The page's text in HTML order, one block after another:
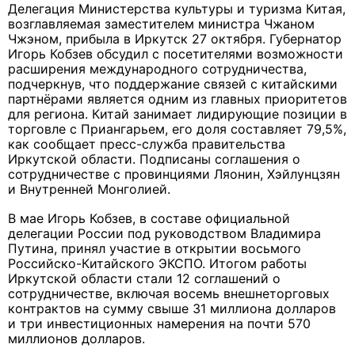
Делегация Министерства культуры и туризма Китая,
возглавляемая заместителем министра Чжаном
Чжэном, прибыла в Иркутск 27 октября. Губернатор
Игорь Кобзев обсудил с посетителями возможности
расширения международного сотрудничества,
подчеркнув, что поддержание связей с китайскими
партнёрами является одним из главных приоритетов
для региона. Китай занимает лидирующие позиции в
торговле с Приангарьем, его доля составляет 79,5%,
как сообщает пресс-служба правительства
Иркутской области. Подписаны соглашения о
сотрудничестве с провинциями Ляонин, Хэйлунцзян
и Внутренней Монголией.
В мае Игорь Кобзев, в составе официальной
делегации России под руководством Владимира
Путина, принял участие в открытии восьмого
Российско-Китайского ЭКСПО. Итогом работы
Иркутской области стали 12 соглашений о
сотрудничестве, включая восемь внешнеторговых
контрактов на сумму свыше 31 миллиона долларов
и три инвестиционных намерения на почти 570
миллионов долларов.